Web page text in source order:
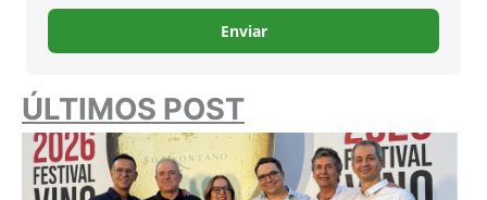
Enviar
ÚLTIMOS POST